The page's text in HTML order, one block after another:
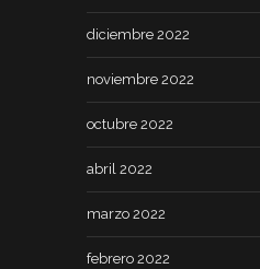
diciembre 2022
noviembre 2022
octubre 2022
abril 2022
marzo 2022
febrero 2022